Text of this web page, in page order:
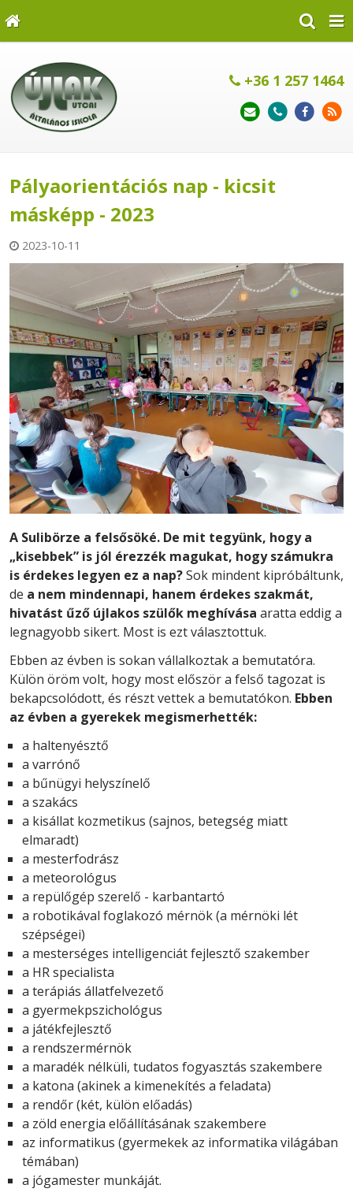
+36 1 257 1464
Pályaorientációs nap - kicsit
másképp - 2023
2023-10-11
A Sulibörze a felsősöké. De mit tegyünk, hogy a
„kisebbek” is jól érezzék magukat, hogy számukra
is érdekes legyen ez a nap?Sok mindent kipróbáltunk,
de a nem mindennapi, hanem érdekes szakmát,
hivatást űző újlakos szülők meghívása aratta eddig a
legnagyobb sikert. Most is ezt választottuk.
Ebben az évben is sokan vállalkoztak a bemutatóra.
Külön öröm volt, hogy most először a felső tagozat is
bekapcsolódott, és részt vettek a bemutatókon. Ebben
az évben a gyerekek megismerhették:
a haltenyésztő
a varrónő
a bűnügyi helyszínelő
a szakács
a kisállat kozmetikus (sajnos, betegség miatt
elmaradt)
a mesterfodrász
a meteorológus
a repülőgép szerelő - karbantartó
a robotikával foglakozó mérnök (a mérnöki lét
szépségei)
a mesterséges intelligenciát fejlesztő szakember
a HR specialista
a terápiás állatfelvezető
a gyermekpszichológus
a játékfejlesztő
a rendszermérnök
a maradék nélküli, tudatos fogyasztás szakembere
a katona (akinek a kimenekítés a feladata)
a rendőr (két, külön előadás)
a zöld energia előállításának szakembere
az informatikus (gyermekek az informatika világában
témában)
a jógamester munkáját.